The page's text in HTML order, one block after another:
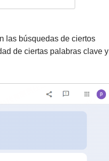
las búsquedas de ciertos
de ciertas palabras clave y